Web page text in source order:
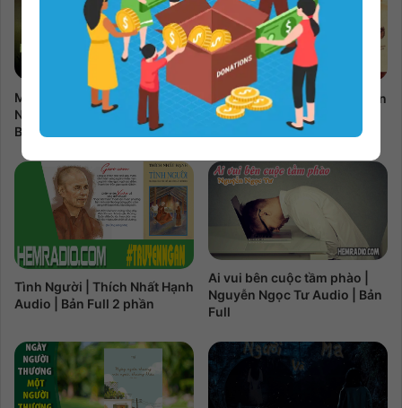
Mảnh Trăng Cuối Rừng |
Nguyễn Minh Châu Audio |
Bản Full
Vợ Nhặt | Kim Lân Audio | Bản
Full 2 phần
Tình Người | Thích Nhất Hạnh
Audio | Bản Full 2 phần
Ai vui bên cuộc tầm phào |
Nguyễn Ngọc Tư Audio | Bản
Full